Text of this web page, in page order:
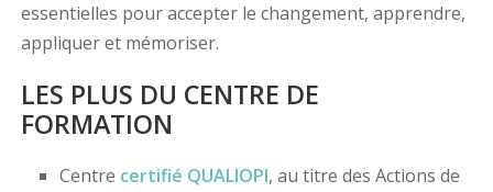
essentielles pour accepter le changement, apprendre,
appliquer et mémoriser.
LES PLUS DU CENTRE DE
FORMATION
Centre certifié QUALIOPI, au titre des Actions de